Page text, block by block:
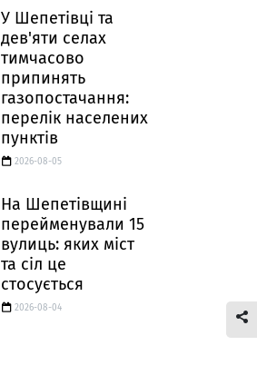
У Шепетівці та
дев'яти селах
тимчасово
припинять
газопостачання:
перелік населених
пунктів
2026-08-05
На Шепетівщині
перейменували 15
вулиць: яких міст
та сіл це
стосується
2026-08-04